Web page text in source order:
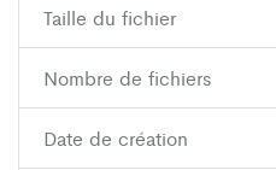
Taille du fichier
Nombre de fichiers
Date de création